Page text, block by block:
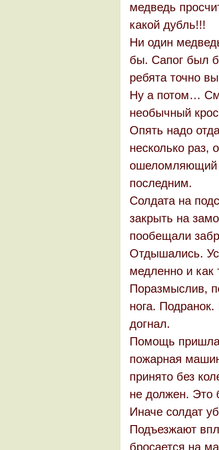
медведь
какой дубль!!!
Ни один
бы. Сапог был
ребята точно
Ну а потом…
необычный
Опять надо
несколько раз,
ошеломляющий
последним.
Солдата на
закрыть на
пообещали
Отдышались.
медленно и как
Поразмыслив,
нога.
догнал.
Помощь
пожарная
принято без
не должен. Это
Иначе солдат
Подъезжают
бросается на